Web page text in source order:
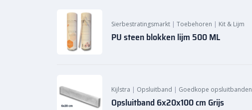
Sierbestratingsmarkt | Toebehoren | Kit & Lijm
PU steen blokken lijm 500 ML
Kijlstra | Opsluitband | Goedkope opsluitbanden
Opsluitband 6x20x100 cm Grijs